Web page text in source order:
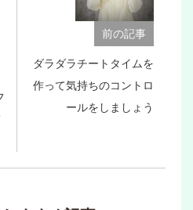
前の記事
ダラダラチートタイムを
作って気持ちのコントロ
ールをしましょう